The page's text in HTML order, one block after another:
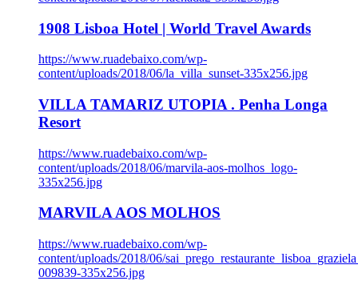
1908 Lisboa Hotel | World Travel Awards
https://www.ruadebaixo.com/wp-
content/uploads/2018/06/la_villa_sunset-335x256.jpg
VILLA TAMARIZ UTOPIA . Penha Longa
Resort
https://www.ruadebaixo.com/wp-
content/uploads/2018/06/marvila-aos-molhos_logo-
335x256.jpg
MARVILA AOS MOLHOS
https://www.ruadebaixo.com/wp-
content/uploads/2018/06/
009839-335x256.jpg